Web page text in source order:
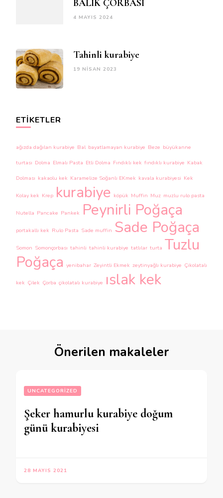
BALIK ÇORBASI
4 MAYIS 2024
Tahinli kurabiye
19 NISAN 2023
ETIKETLER
ağızda dağılan kurabiye Bal bayatlamayan kurabiye Beze büyükanne
turtası Dolma Elmalı Pasta Etli Dolma Fındıklı kek fındıklı kurabiye Kabak
Dolması kakaolu kek Karamelize Soğanlı EKmek kavala kurabiyesi Kek
Kolay kek Krep kurabiye köpük Muffin Muz muzlu rulo pasta
Nutella Pancake Pankek Peynirli Poğaça
portakallı kek Rulo Pasta Sade muffin Sade Poğaça
Somon Somonçorbası tahinli tahinli kurabiye tatlılar turta Tuzlu
Poğaça yenibahar Zeyintli Ekmek zeytinyağlı kurabiye Çikolatalı
kek Çilek Çorba çikolatalı kurabiye ıslak kek
Önerilen makaleler
UNCATEGORIZED
Şeker hamurlu kurabiye doğum
günü kurabiyesi
28 MAYIS 2021